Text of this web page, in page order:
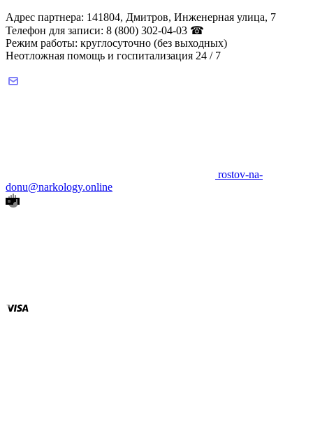
Адрес партнера: 141804, Дмитров, Инженерная улица, 7
Телефон для записи: 8 (800) 302-04-03 ☎
Режим работы: круглосуточно (без выходных)
Неотложная помощь и госпитализация 24 / 7
rostov-na-
donu@narkology.online